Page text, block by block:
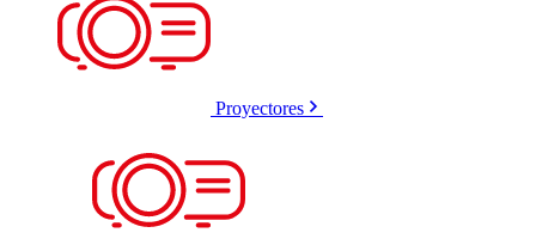
Proyectores